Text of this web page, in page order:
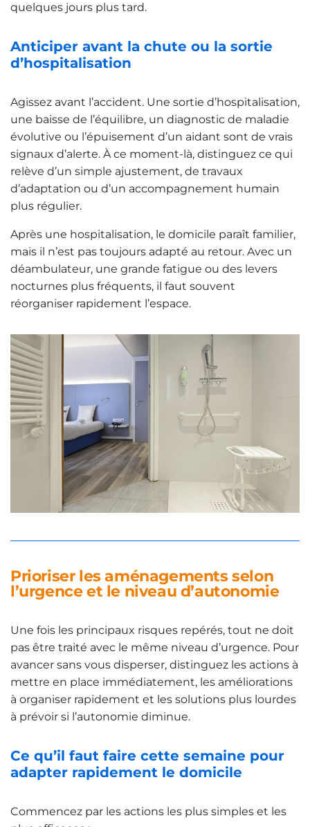
quelques jours plus tard.
Anticiper avant la chute ou la sortie
d’hospitalisation
Agissez avant l’accident. Une sortie d’hospitalisation,
une baisse de l’équilibre, un diagnostic de maladie
évolutive ou l’épuisement d’un aidant sont de vrais
signaux d’alerte. À ce moment-là, distinguez ce qui
relève d’un simple ajustement, de travaux
d’adaptation ou d’un accompagnement humain
plus régulier.
Après une hospitalisation, le domicile paraît familier,
mais il n’est pas toujours adapté au retour. Avec un
déambulateur, une grande fatigue ou des levers
nocturnes plus fréquents, il faut souvent
réorganiser rapidement l’espace.
Prioriser les aménagements selon
l’urgence et le niveau d’autonomie
Une fois les principaux risques repérés, tout ne doit
pas être traité avec le même niveau d’urgence. Pour
avancer sans vous disperser, distinguez les actions à
mettre en place immédiatement, les améliorations
à organiser rapidement et les solutions plus lourdes
à prévoir si l’autonomie diminue.
Ce qu’il faut faire cette semaine pour
adapter rapidement le domicile
Commencez par les actions les plus simples et les